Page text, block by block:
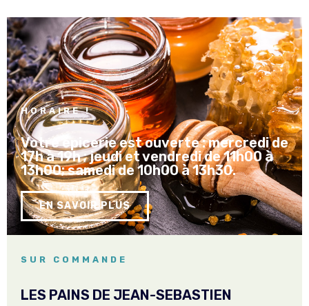
SUR COMMANDE
LES PAINS DE JEAN-SEBASTIEN
HORAIRE !
Votre épicerie est ouverte : mercredi de
17h à 19h ; jeudi et vendredi de 11h00 à
13h00; samedi de 10h00 à 13h30.
EN SAVOIR PLUS